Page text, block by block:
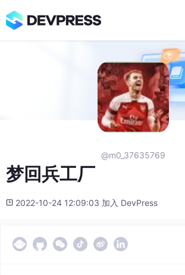
@m0_37635769
梦回兵工厂
2022-10-24 12:09:03 加入 DevPress